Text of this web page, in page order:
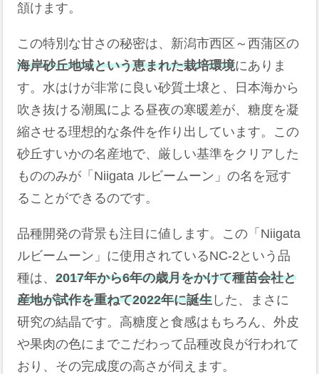
頷けます。
この特別な甘さの秘密は、新潟市西区～西蒲区の
海岸砂丘地域という恵まれた栽培環境にありま
す。水はけが非常に良い砂質土壌と、日本海から
吹き抜ける潮風による昼夜の寒暖差が、糖度を凝
縮させる理想的な条件を作り出しています。この
砂丘すいかの名産地で、厳しい基準をクリアした
もののみが「Niigata ルビームーン」の名を冠す
ることができるのです。
品種開発の背景も注目に値します。この「Niigata
ルビームーン」に使用されているNC-2という品
種は、2017年から6年の歳月をかけて種苗会社と
産地が試作を重ねて2022年に誕生 した、まさに
研究の結晶です。高糖度と食感はもちろん、外皮
や果肉の色にまでこだわって品種改良が行われて
おり、その完成度の高さが伺えます。